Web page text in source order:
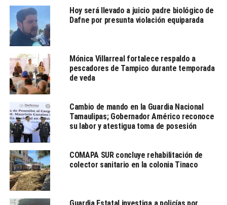
La circulación se vio interrumpida largo tiempo,
mientras elementos de Tránsito Tampico daban vialidad
para desfogar la avenida.
Personal de la empresa trasportista Pérez Moncada y
otras personas, ayudaron a descarar la unidad para el
retiro de la caja y restablecer la circulación vehicular.
TEMAS RELACIONADOS: AVENIDA HIDALGO
PRINCIPAL
PROLONGACIÓN DE LA AVENIDA HIDALGO
TAMAULIPAS
TAMPICO
TRACTOCAMIONES
LE SIGUE
Conductor sale ileso tras volcadura en Corredor Urbano
Altamira
Hoy será llevado a juicio padre biológico de
Dafne por presunta violación equiparada
Mónica Villarreal fortalece respaldo a
pescadores de Tampico durante temporada
de veda
Cambio de mando en la Guardia Nacional
Tamaulipas; Gobernador Américo reconoce
su labor y atestigua toma de posesión
COMAPA SUR concluye rehabilitación de
colector sanitario en la colonia Tinaco